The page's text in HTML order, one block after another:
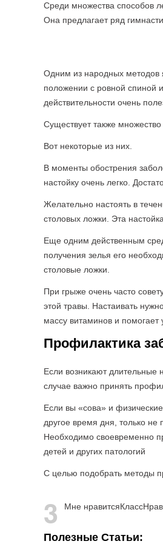
Среди множества способов
Она предлагает ряд
Одним из народных методов
положении с ровной спиной
действительности очень
Существует также множество
Вот некоторые из них.
В моменты обострения
настойку очень легко.
Желательно настоять в
столовых ложки. Эта
Еще одним действенным
получения зелья его
столовые ложки.
При грыже очень часто
этой травы. Настаивать
массу витаминов и помогает
Профилактика
Если возникают длительные
случае важно принять
Если вы «сова» и
другое время дня, только
Необходимо своевременно
детей и других патологий
С целью подобрать методы
3 Мне нравитсяКласс
Полезные Статьи: